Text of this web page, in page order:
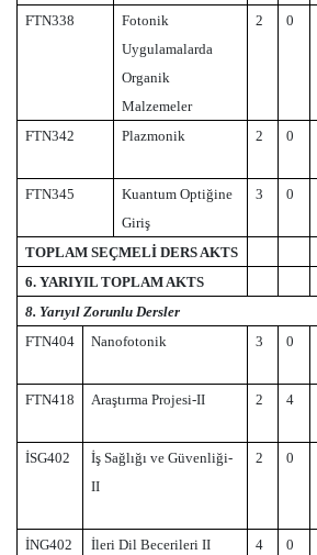
FTN338
Fotonik
Uygulamalarda
Organik
Malzemeler
2 0
FTN342 Plazmonik 2 0
FTN345
Kuantum Optiğine
Giriş
3 0
TOPLAM SEÇMELİ DERS AKTS
6. YARIYIL TOPLAM AKTS
8. Yarıyıl Zorunlu Dersler
FTN404
Nanofotonik 3 0
FTN418
Araştırma Projesi-II 2 4
İSG402
İş Sağlığı ve Güvenliği-
II
2 0
İNG402
İleri Dil Becerileri II 4 0